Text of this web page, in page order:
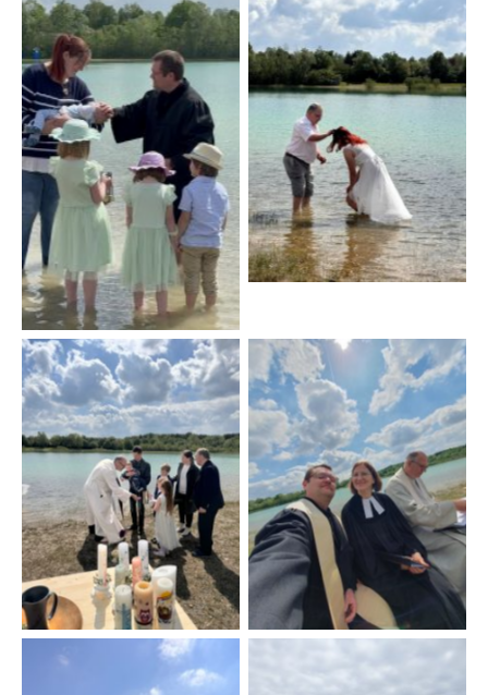
No Caption
No Caption
Diakon Matthias Schrank
beim Tauffest am
langweider WSee 2014.
(Foto: S. Adivi)
No Caption